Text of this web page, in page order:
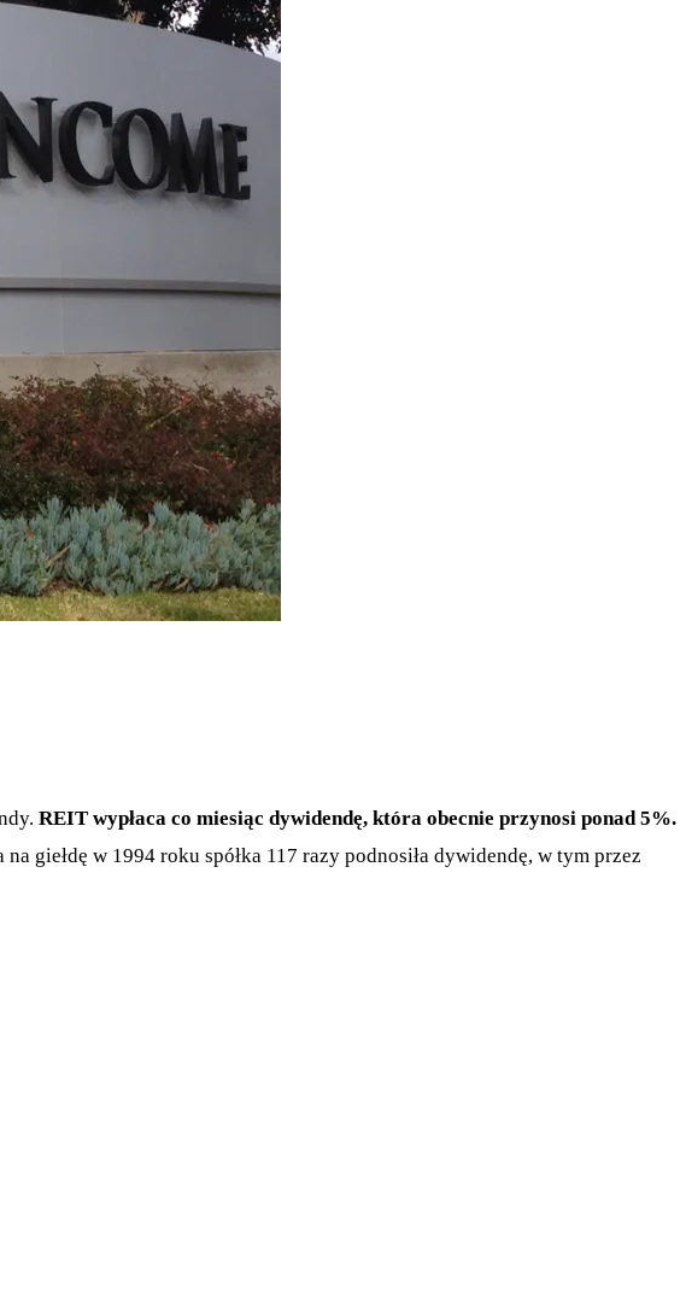
REIT wypłaca co miesiąc dywidendę, która obecnie przynosi ponad 5%.
na giełdę w 1994 roku spółka 117 razy podnosiła dywidendę, w tym przez